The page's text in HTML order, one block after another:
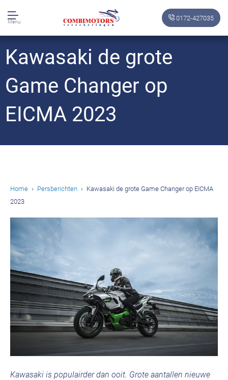
Menu 0172-427035
Kawasaki de grote
Game Changer op
EICMA 2023
Home Persberichten
Kawasaki de grote Game Changer op EICMA
2023
Kawasaki is populairder dan ooit. Grote aantallen nieuwe